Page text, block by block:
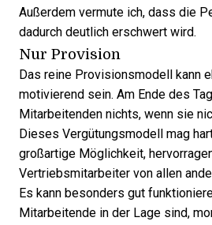
Außerdem vermute ich, dass die
dadurch deutlich erschwert wird.
Nur Provision
Das reine Provisionsmodell kann
motivierend sein. Am Ende des
Mitarbeitenden nichts, wenn sie
Dieses Vergütungsmodell mag
großartige Möglichkeit,
Vertriebsmitarbeiter von allen
Es kann besonders gut
Mitarbeitende in der Lage sind,